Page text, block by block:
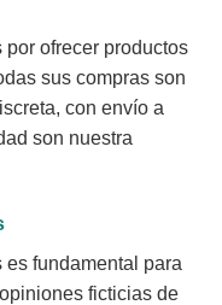
ofrecer productos
sus compras son
con envío a
son nuestra
fundamental para
ficticias de